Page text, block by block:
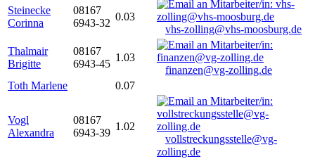
Steinecke
Corinna
08167
6943-32
0.03
vhs-zolling@vhs-moosburg.de
Thalmair
Brigitte
08167
6943-45
1.03
finanzen@vg-zolling.de
Toth Marlene
0.07
Vogl
Alexandra
08167
6943-39
1.02
vollstreckungsstelle@vg-
zolling.de